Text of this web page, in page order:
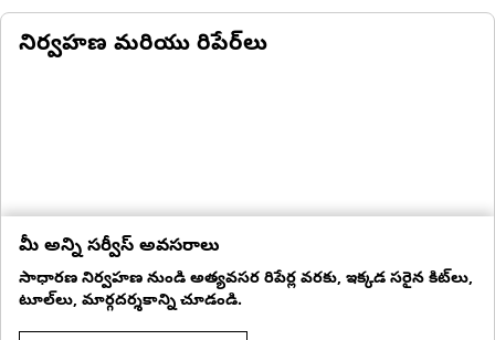
నిర్వహణ మరియు రిపేర్‌లు
మీ అన్ని సర్వీస్ అవసరాలు
సాధారణ నిర్వహణ నుండి అత్యవసర రిపేర్ల వరకు, ఇక్కడ సరైన కిట్‌లు,
టూల్‌లు, మార్గదర్శకాన్ని చూడండి.